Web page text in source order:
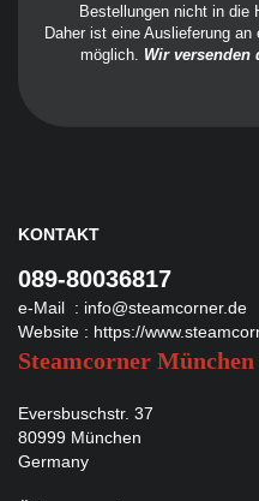
Bestellungen nicht in die
Daher ist eine Auslieferung
möglich. Wir versenden
KONTAKT
089-80036817
e-Mail : info@steamcorner.de
Website : https://
Steamcorner München
Eversbuschstr. 37
80999 München
Germany